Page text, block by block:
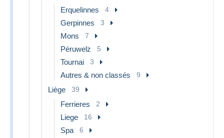
Erquelinnes 4
Gerpinnes 3
Mons 7
Péruwelz 5
Tournai 3
Autres & non classés 9
Liège 39
Ferrieres 2
Liege 16
Spa 6